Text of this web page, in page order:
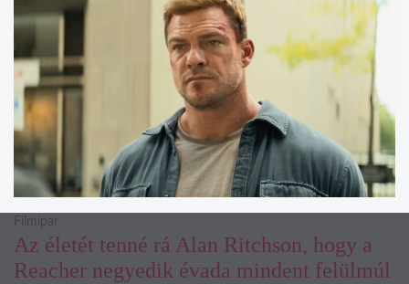
Az életét tenné rá Alan Ritchson, hogy a
Reacher negyedik évada mindent felülmúl
Filmipar